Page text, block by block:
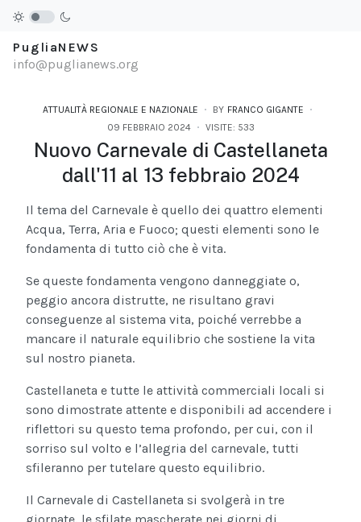
PugliaNEWS
info@puglianews.org
ATTUALITÀ REGIONALE E NAZIONALE BY FRANCO GIGANTE
09 FEBBRAIO 2024
VISITE: 533
Nuovo Carnevale di Castellaneta
dall'11 al 13 febbraio 2024
Il tema del Carnevale è quello dei quattro elementi
Acqua, Terra, Aria e Fuoco; questi elementi sono le
fondamenta di tutto ciò che è vita.
Se queste fondamenta vengono danneggiate o,
peggio ancora distrutte, ne risultano gravi
conseguenze al sistema vita, poiché verrebbe a
mancare il naturale equilibrio che sostiene la vita
sul nostro pianeta.
Castellaneta e tutte le attività commerciali locali si
sono dimostrate attente e disponibili ad accendere i
riflettori su questo tema profondo, per cui, con il
sorriso sul volto e l’allegria del carnevale, tutti
sfileranno per tutelare questo equilibrio.
Il Carnevale di Castellaneta si svolgerà in tre